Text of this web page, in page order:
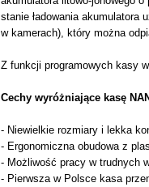
stanie ładowania akumulatora
w kamerach), który można
Z funkcji programowych kasy
Cechy wyróżniające kasę
- Niewielkie rozmiary i lekka
- Ergonomiczna obudowa z
- Możliwość pracy w trudnych
- Pierwsza w Polsce kasa